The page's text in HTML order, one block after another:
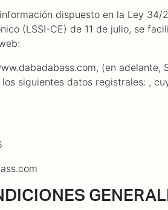
dispuesto en la Ley
(LSSI-CE) de 11 de julio, se
(en adelante,
siguientes datos registrales: ,